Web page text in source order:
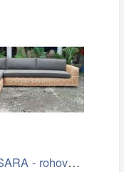
FaKOPA SARA - rohová sedačka ze…